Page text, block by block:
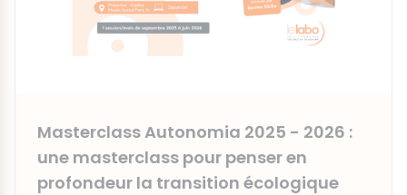
Masterclass Autonomia 2025 - 2026 :
une masterclass pour penser en
profondeur la transition écologique